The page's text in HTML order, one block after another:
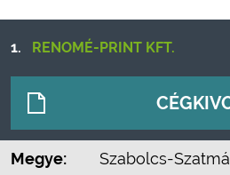
1. RENOMÉ-PRINT KFT.
Megye:
Szabolcs-